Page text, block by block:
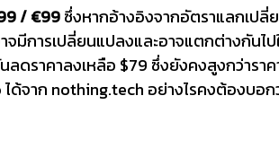
/ €99ซึ่งหากอ้างอิงจากอัตราแลกเปลี่
จมีการเปลี่ยนแปลงและอาจแตกต่างกันไ
ลดราคาลงเหลือ $79 ซึ่งยังคงสูงกว่าราค
ด้จาก nothing.tech อย่างไรคงต้องบอก